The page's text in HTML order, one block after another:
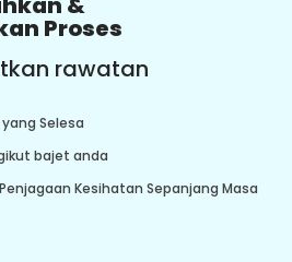
Proses
rawatan
Selesa
bajet anda
Kesihatan Sepanjang Masa